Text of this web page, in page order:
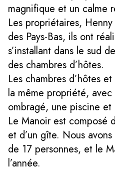
magnifique et un calme
Les propriétaires,
des Pays-Bas, ils ont
s’installant dans le sud
des chambres d’hôtes.
Les chambres d’hôtes
la même propriété,
ombragé, une piscine et
Le Manoir est composé
et d’un gîte. Nous
de 17 personnes, et le
l’année.